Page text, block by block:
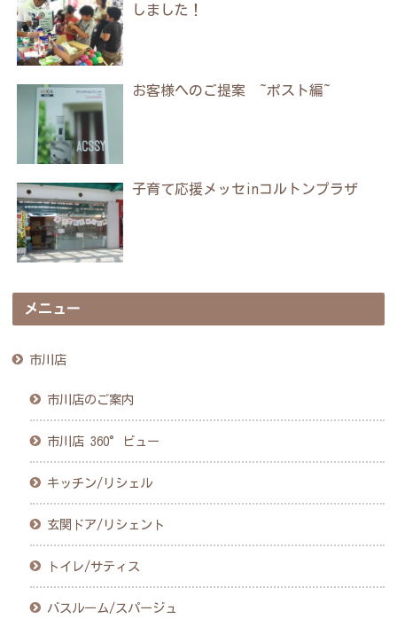
しました！
お客様へのご提案 ~ポスト編~
子育て応援メッセinコルトンプラザ
メニュー
市川店
市川店のご案内
市川店 360°ビュー
キッチン/リシェル
玄関ドア/リシェント
トイレ/サティス
バスルーム/スパージュ